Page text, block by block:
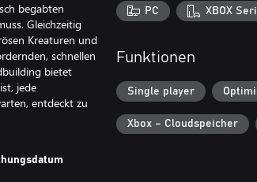
begabten
Gleichzeitig
Kreaturen und
schnellen
bietet
jede
entdeckt zu
PC XBOX
Funktionen
Single player
Xbox – Cloudspeicher